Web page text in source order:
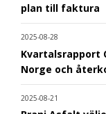
plan till faktura
2025-08-28
Kvartalsrapport
Norge och
2025-08-21